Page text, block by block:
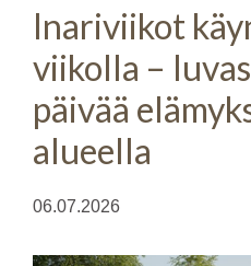
Inariviikot
viikolla –
päivää
alueella
06.07.2026